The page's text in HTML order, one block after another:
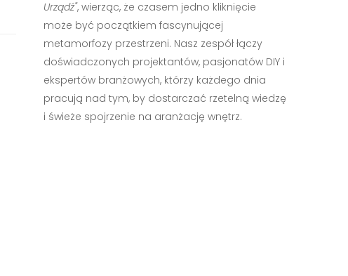
Urządź", wierząc, że czasem jedno kliknięcie
może być początkiem fascynującej
metamorfozy przestrzeni. Nasz zespół łączy
doświadczonych projektantów, pasjonatów DIY i
ekspertów branżowych, którzy każdego dnia
pracują nad tym, by dostarczać rzetelną wiedzę
i świeże spojrzenie na aranżację wnętrz.